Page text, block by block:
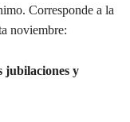
Corresponde a la
noviembre:
jubilaciones y